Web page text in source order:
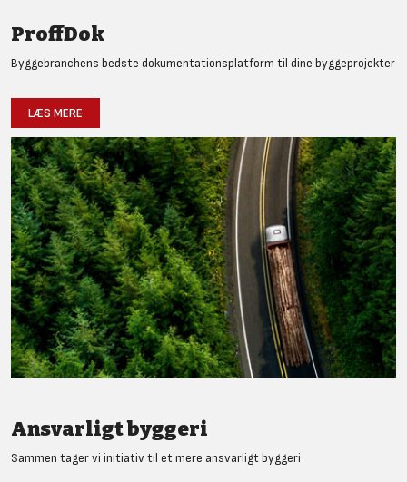
ProffDok
Byggebranchens bedste dokumentationsplatform til dine byggeprojekter
LÆS MERE
Ansvarligt byggeri
Sammen tager vi initiativ til et mere ansvarligt byggeri